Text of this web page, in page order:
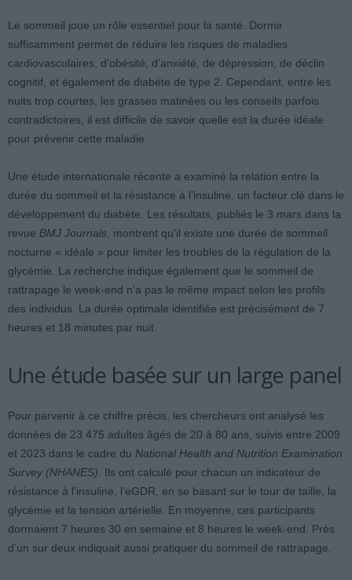
Le sommeil joue un rôle essentiel pour la santé. Dormir
suffisamment permet de réduire les risques de maladies
cardiovasculaires, d’obésité, d’anxiété, de dépression, de déclin
cognitif, et également de diabète de type 2. Cependant, entre les
nuits trop courtes, les grasses matinées ou les conseils parfois
contradictoires, il est difficile de savoir quelle est la durée idéale
pour prévenir cette maladie.
Une étude internationale récente a examiné la relation entre la
durée du sommeil et la résistance à l’insuline, un facteur clé dans le
développement du diabète. Les résultats, publiés le 3 mars dans la
revue BMJ Journals , montrent qu’il existe une durée de sommeil
nocturne « idéale » pour limiter les troubles de la régulation de la
glycémie. La recherche indique également que le sommeil de
rattrapage le week-end n’a pas le même impact selon les profils
des individus. La durée optimale identifiée est précisément de 7
heures et 18 minutes par nuit.
Une étude basée sur un large panel
Pour parvenir à ce chiffre précis, les chercheurs ont analysé les
données de 23 475 adultes âgés de 20 à 80 ans, suivis entre 2009
et 2023 dans le cadre du National Health and Nutrition Examination
Survey (NHANES) . Ils ont calculé pour chacun un indicateur de
résistance à l’insuline, l’eGDR, en se basant sur le tour de taille, la
glycémie et la tension artérielle. En moyenne, ces participants
dormaient 7 heures 30 en semaine et 8 heures le week-end. Près
d’un sur deux indiquait aussi pratiquer du sommeil de rattrapage.